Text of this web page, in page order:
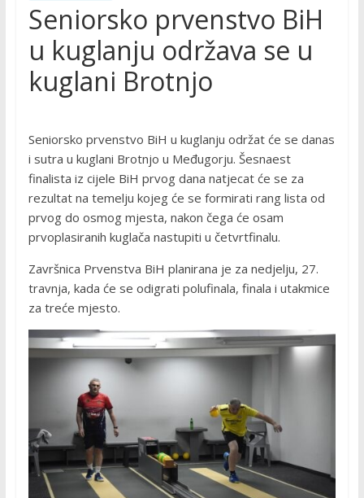
Seniorsko prvenstvo BiH
u kuglanju održava se u
kuglani Brotnjo
Seniorsko prvenstvo BiH u kuglanju održat će se danas
i sutra u kuglani Brotnjo u Međugorju. Šesnaest
finalista iz cijele BiH prvog dana natjecat će se za
rezultat na temelju kojeg će se formirati rang lista od
prvog do osmog mjesta, nakon čega će osam
prvoplasiranih kuglača nastupiti u četvrtfinalu.
Završnica Prvenstva BiH planirana je za nedjelju, 27.
travnja, kada će se odigrati polufinala, finala i utakmice
za treće mjesto.